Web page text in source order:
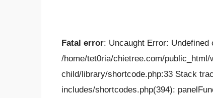
Fatal error: Uncaught Error: Undefined
/home/tet0ria/chietree.com/
child/library/shortcode.php:33 Stack
includes/shortcodes.php(394):